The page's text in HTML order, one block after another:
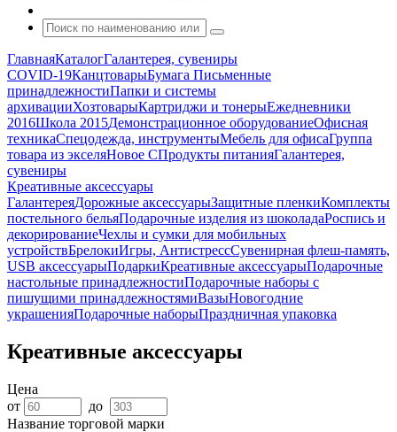
ГлавнаяКаталогГалантерея, сувениры
COVID-19КанцтоварыБумага Письменные
принадлежностиПапки и системы
архивацииХозтоварыКартриджи и тонерыЕжедневники
2016Школа 2015Демонстрационное оборудованиеОфисная
техникаСпецодежда, инструментыМебель для офисаГруппа
товара из экселяНовое СПродукты питанияГалантерея,
сувениры
Креативные аксессуары
ГалантереяДорожные аксессуарыЗащитные пленкиКомплекты
постельного бельяПодарочные изделия из шоколадаРоспись и
декорированиеЧехлы и сумки для мобильных
устройствБрелокиИгры, АнтистрессСувенирная флеш-память,
USB аксессуарыПодаркиКреативные аксессуарыПодарочные
настольные принадлежностиПодарочные наборы с
пишущими принадлежностямиВазыНовогодние
украшенияПодарочные наборыПраздничная упаковка
Креативные аксессуары
Цена
от
до
Название торговой марки